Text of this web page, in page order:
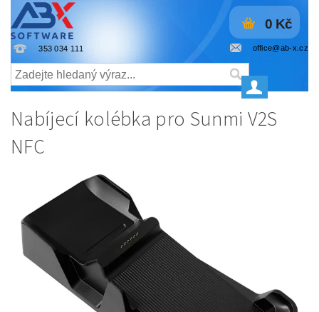
353 034 111 office@ab-x.cz
0 Kč
Nabíjecí kolébka pro Sunmi V2S
NFC